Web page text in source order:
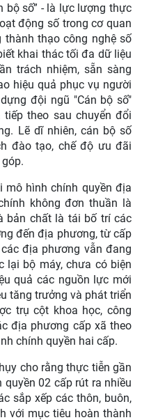
bộ số” - là lực lượng thực
động số trong cơ quan
thạo công nghệ số
khai thác tối đa dữ liệu
trách nhiệm, sẵn sàng
hiệu quả phục vụ người
đội ngũ "Cán bộ số"
theo sau chuyển đổi
Lẽ dĩ nhiên, cán bộ số
đào tạo, chế độ ưu đãi
mô hình chính quyền địa
không đơn thuần là
bản chất là tái bố trí các
đến địa phương, từ cấp
địa phương vẫn đang
lại bộ máy, chưa có biện
quả các nguồn lực mới
tăng trưởng và phát triển
trụ cột khoa học, công
địa phương cấp xã theo
chính quyền hai cấp.
cho rằng thực tiễn gần
02 cấp rút ra nhiều
sắp xếp các thôn, buôn,
với mục tiêu hoàn thành